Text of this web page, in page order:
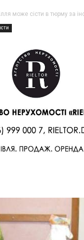
може сісти в тюрму за